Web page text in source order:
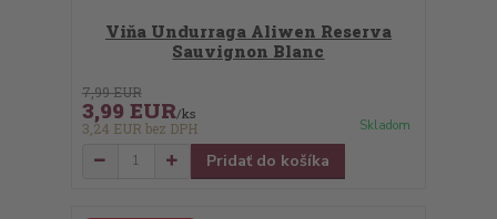
Viňa Undurraga Aliwen Reserva
Sauvignon Blanc
7,99 EUR
3,99 EUR/ks
3,24 EUR bez DPH Skladom
Pridať do košíka